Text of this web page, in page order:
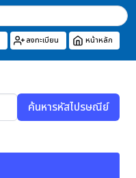
ลงทะเบียน หน้าหลัก
ค้นหารหัสไปรษณีย์